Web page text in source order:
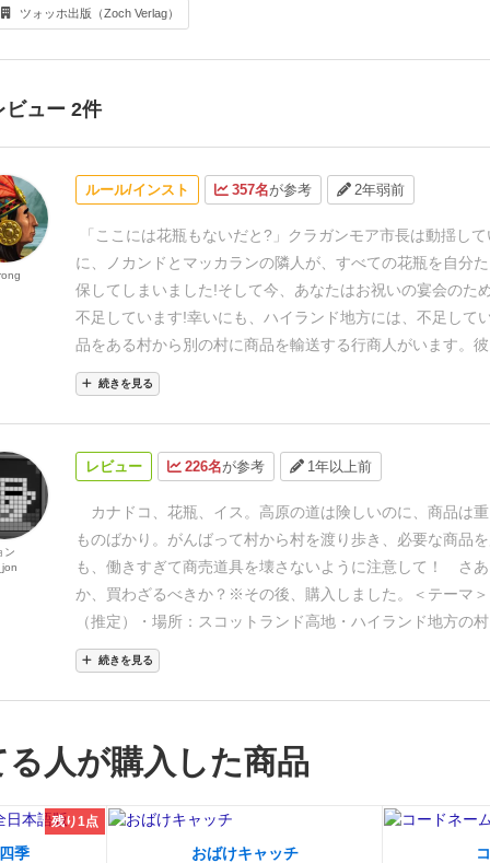
ツォッホ出版（Zoch Verlag）
ビュー 2件
ルール/インスト 357名が参考 2年弱前
「ここには花瓶もないだと?」クラガンモア市長は動揺し
に、ノカンドとマッカランの隣人が、すべての花瓶を自分
保してしまいました!そして今、あなたはお祝いの宴会のた
不足しています!幸いにも、ハイランド地方には、不足して
品をある村から別の村に商品を輸送する行商人がいます。
んな山道も険しすぎることはなく、泥だらけの湿原の道も
険すぎることはありません。通行可能なルートを見極める
そ、何かを仕入れたり届けたりできる場所に到達すること
す。ぼんやりしていると、骨董品を持って人里離れたどこ
てしまいます。さて、それでは...急いでください！
物資を仕入れて、それが不足しているところに持って行き
際、商品リクエスト(注文カード)をこなすと、最も多くの商
獲得できます。しかし、特別な飼料を他の商人よりも多く
ません – さもなくば、彼らに勝利を奪われるでしょう!セッ
レイヤーはカート を1台取り、対応する色の開始村に置きま
ームセッションに最も遅れて参加したプレイヤーが
ます。彼は馬
れた3枚の開始カードをあなたの手札に取ります。４人未満
ゲームでは、2人用のルール変更を確認してください(青い
商品
を混ぜ合わせ、数字が表示されている村に分配します-
数字と同じ数の商品を置きます。
9枚の商品リクエスト
た注文カード)①と
続きを見る
レビュー 226名が参考 1年以上前
カナドコ、花瓶、イス。高原の道は険しいのに、商品は
ものばかり。がんばって村から村を渡り歩き、必要な商品
も、働きすぎて商売道具を壊さないように注意して！ さ
か、買わざるべきか？ ※その後、購入しました。 ＜テーマ＞
（推定）
・場所：スコットランド高地・ハイランド地方の
ーの立場：高原を歩く古物商
こと：・村をめぐり、物品を運び、売る。
ってもらう。・商売道具が傷まないよう、働きすぎに気
上の物品回収／設置）＜大まかな手順＞
２）開始プレイヤーは、以下を行う。
①山札をとり、１枚
枚を表向きに置く。
続きを見る
ン
人が購入した商品
残り1点
季 おばけキャッチ